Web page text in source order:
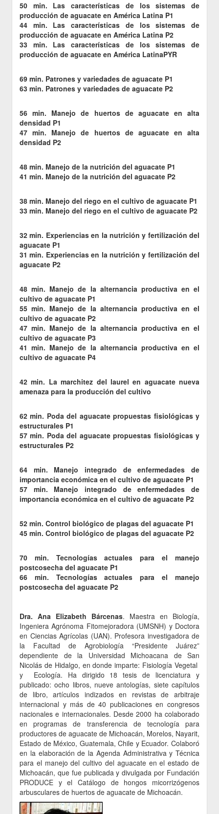
50 min. Las características de los sistemas de
producción de aguacate en América Latina P1
44 min. Las características de los sistemas de
producción de aguacate en América Latina P2
33 min. Las características de los sistemas de
producción de aguacate en América LatinaPYR
69 min. Patrones y variedades de aguacate P1
63 min. Patrones y variedades de aguacate P2
56 min. Manejo de huertos de aguacate en alta
densidad P1
47 min. Manejo de huertos de aguacate en alta
densidad P2
48 min. Manejo de la nutrición del aguacate P1
41 min. Manejo de la nutrición del aguacate P2
38 min. Manejo del riego en el cultivo de aguacate P1
33 min. Manejo del riego en el cultivo de aguacate P2
32 min. Experiencias en la nutrición y fertilización del
aguacate P1
31 min. Experiencias en la nutrición y fertilización del
aguacate P2
48 min. Manejo de la alternancia productiva en el
cultivo de aguacate P1
55 min. Manejo de la alternancia productiva en el
cultivo de aguacate P2
47 min. Manejo de la alternancia productiva en el
cultivo de aguacate P3
41 min. Manejo de la alternancia productiva en el
cultivo de aguacate P4
42 min. La marchitez del laurel en aguacate nueva
amenaza para la producción del cultivo
62 min. Poda del aguacate propuestas fisiológicas y
estructurales P1
57 min. Poda del aguacate propuestas fisiológicas y
estructurales P2
64 min. Manejo integrado de enfermedades de
importancia económica en el cultivo de aguacate P1
57 min. Manejo integrado de enfermedades de
importancia económica en el cultivo de aguacate P2
52 min. Control biológico de plagas del aguacate P1
45 min. Control biológico de plagas del aguacate P2
70 min. Tecnologías actuales para el manejo
postcosecha del aguacate P1
66 min. Tecnologías actuales para el manejo
postcosecha del aguacate P2
Dra. Ana Elizabeth Bárcenas. Maestra en Biología,
Ingeniera Agrónoma Fitomejoradora (UMSNH) y Doctora
en Ciencias Agrícolas (UAN). Profesora investigadora de
la Facultad de Agrobiología “Presidente Juárez”
dependiente de la Universidad Michoacana de San
Nicolás de Hidalgo, en donde imparte: Fisiología Vegetal
y Ecología. Ha dirigido 18 tesis de licenciatura y
publicado: ocho libros, nueve antologías, siete capítulos
de libro, artículos indizados en revistas de arbitraje
internacional y más de 40 publicaciones en congresos
nacionales e internacionales. Desde 2000 ha colaborado
en programas de transferencia de tecnología para
productores de aguacate de Michoacán, Morelos, Nayarit,
Estado de México, Guatemala, Chile y Ecuador. Colaboró
en la elaboración de la Agenda Administrativa y Técnica
para el manejo del cultivo del aguacate en el estado de
Michoacán, que fue publicada y divulgada por Fundación
PRODUCE y el Catálogo de hongos micorrizógenos
arbusculares de huertos de aguacate de Michoacán.